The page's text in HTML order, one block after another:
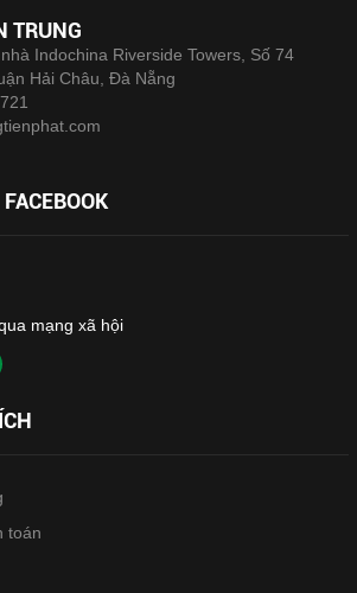
TRUNG
Indochina Riverside Towers, Số 74
Hải Châu, Đà Nẵng
mạng xã hội
toán